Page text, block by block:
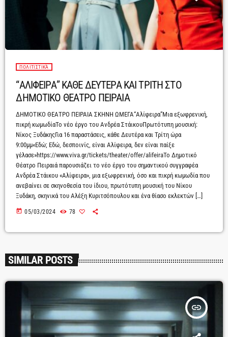
ΠΟΛΙΤΙΣΤΙΚΆ
“ΑΛΙΦΕΙΡΑ” ΚΑΘΕ ΔΕΥΤΕΡΑ ΚΑΙ ΤΡΙΤΗ ΣΤΟ
ΔΗΜΟΤΙΚΟ ΘΕΑΤΡΟ ΠΕΙΡΑΙΑ
ΔΗΜΟΤΙΚΟ ΘΕΑΤΡΟ ΠΕΙΡΑΙΑ ΣΚΗΝΗ ΩΜΕΓΑ“Αλίφειρα”Μια εξωφρενική,
πικρή κωμωδίαΤο νέο έργο του Ανδρέα ΣτάικουΠρωτότυπη μουσική:
Νίκος ΞυδάκηςΓια 16 παραστάσεις, κάθε Δευτέρα και Τρίτη ώρα
9:00μμ«Εδώ; Εδώ, δεσποινίς, είναι Αλίφειρα, δεν είναι παίξε
γέλασε»https://www.viva.gr/tickets/theater/offer/alifeiraΤο Δημοτικό
Θέατρο Πειραιά παρουσιάζει το νέο έργο του σημαντικού συγγραφέα
Ανδρέα Στάικου «Αλίφειρα», μια εξωφρενική, όσο και πικρή κωμωδία που
ανεβαίνει σε σκηνοθεσία του ίδιου, πρωτότυπη μουσική του Νίκου
Ξυδάκη, σκηνικά του Αλέξη Κυριτσόπουλου και ένα θίασο εκλεκτών […]
today 05/03/2024 78
SIMILAR POSTS
insert_link